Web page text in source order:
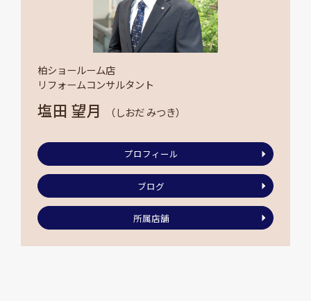
柏ショールーム店
リフォームコンサルタント
塩田 望月 （しおだ みつき）
プロフィール
ブログ
所属店舗